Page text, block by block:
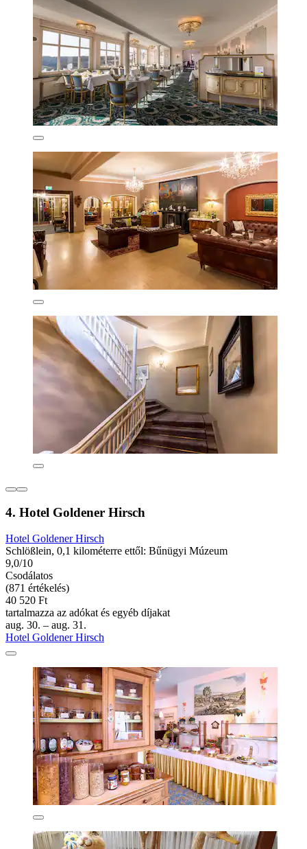
4. Hotel Goldener Hirsch
Hotel Goldener Hirsch
Schlößlein, 0,1 kilométerre ettől: Bűnügyi Múzeum
9,0/10
Csodálatos
(871 értékelés)
40 520 Ft
tartalmazza az adókat és egyéb díjakat
aug. 30. – aug. 31.
Hotel Goldener Hirsch